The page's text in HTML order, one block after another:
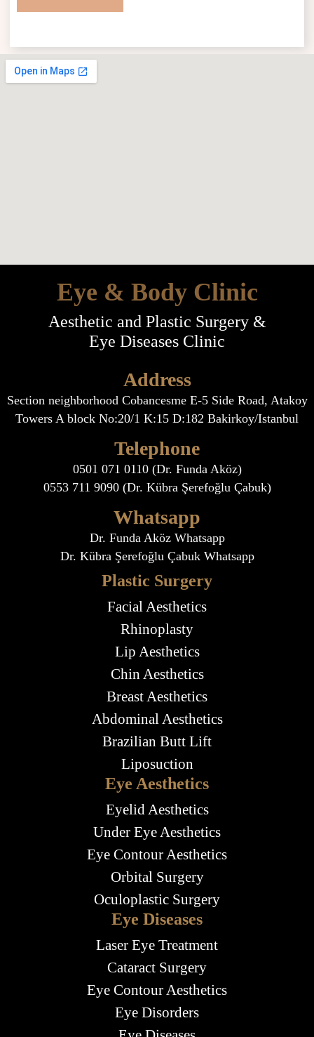
Eye & Body Clinic
Aesthetic and Plastic Surgery &
Eye Diseases Clinic
Address
Section neighborhood Cobancesme E-5 Side Road, Atakoy
Towers A block No:20/1 K:15 D:182 Bakirkoy/Istanbul
Telephone
0501 071 0110 (Dr. Funda Aköz)
0553 711 9090 (Dr. Kübra Şerefoğlu Çabuk)
Whatsapp
Dr. Funda Aköz Whatsapp
Dr. Kübra Şerefoğlu Çabuk Whatsapp
Plastic Surgery
Facial Aesthetics
Rhinoplasty
Lip Aesthetics
Chin Aesthetics
Breast Aesthetics
Abdominal Aesthetics
Brazilian Butt Lift
Liposuction
Eye Aesthetics
Eyelid Aesthetics
Under Eye Aesthetics
Eye Contour Aesthetics
Orbital Surgery
Oculoplastic Surgery
Eye Diseases
Laser Eye Treatment
Cataract Surgery
Eye Contour Aesthetics
Eye Disorders